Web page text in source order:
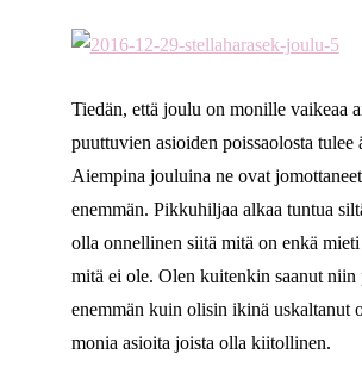
Tiedän, että joulu on monille vaikeaa
puuttuvien asioiden poissaolosta tulee
Aiempina jouluina ne ovat
enemmän. Pikkuhiljaa alkaa tuntua
olla onnellinen siitä mitä on enkä mieti
mitä ei ole. Olen kuitenkin saanut niin
enemmän kuin olisin ikinä uskaltanut
monia asioita joista olla kiitollinen.